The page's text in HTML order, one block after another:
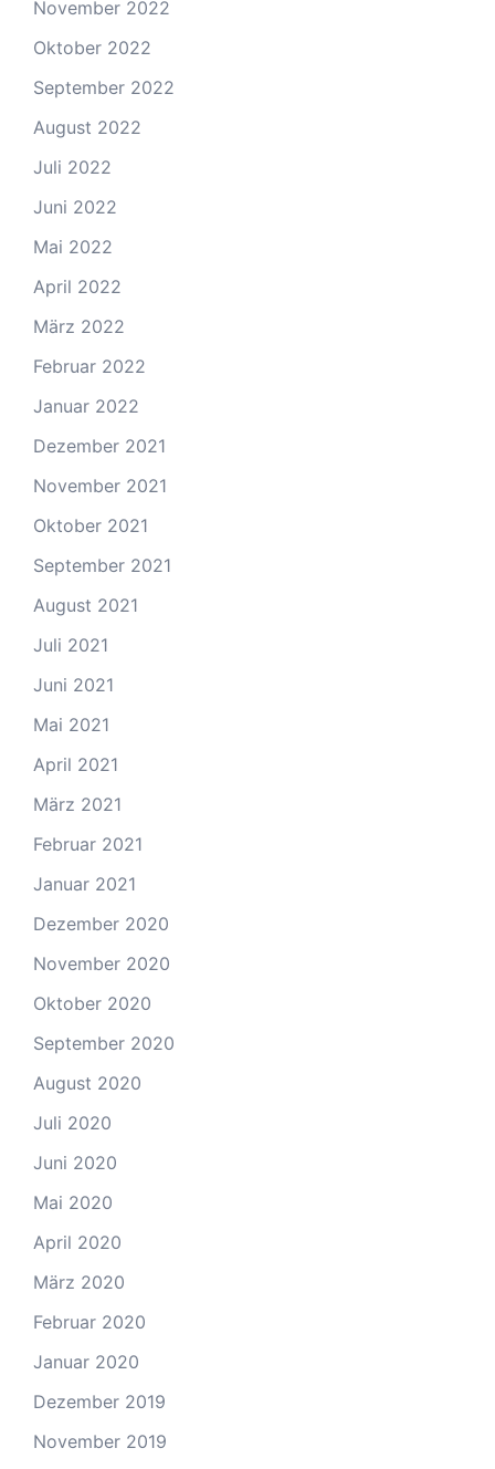
November 2022
Oktober 2022
September 2022
August 2022
Juli 2022
Juni 2022
Mai 2022
April 2022
März 2022
Februar 2022
Januar 2022
Dezember 2021
November 2021
Oktober 2021
September 2021
August 2021
Juli 2021
Juni 2021
Mai 2021
April 2021
März 2021
Februar 2021
Januar 2021
Dezember 2020
November 2020
Oktober 2020
September 2020
August 2020
Juli 2020
Juni 2020
Mai 2020
April 2020
März 2020
Februar 2020
Januar 2020
Dezember 2019
November 2019